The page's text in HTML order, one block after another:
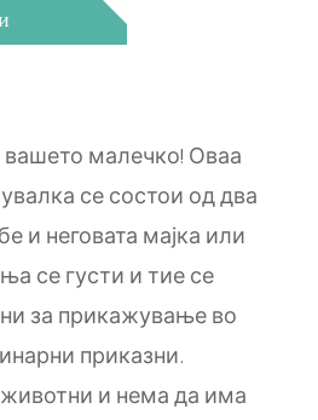
вашето малечко! Оваа
се состои од два
и неговата мајка или
се густи и тие се
за прикажување во
приказни.
и нема да има